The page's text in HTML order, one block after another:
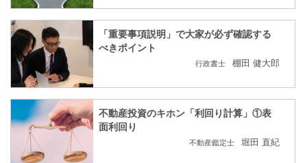
「重要事項説明」で大家が必ず確認する
べきポイント
行政書士 棚田 健大郎
不動産投資のキホン「利回り計算」①表
面利回り
不動産鑑定士 堀田 直紀